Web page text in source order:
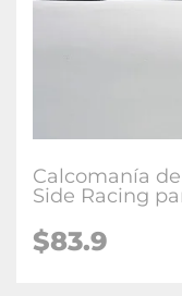
Calcomanía
Side Racing
$83.9